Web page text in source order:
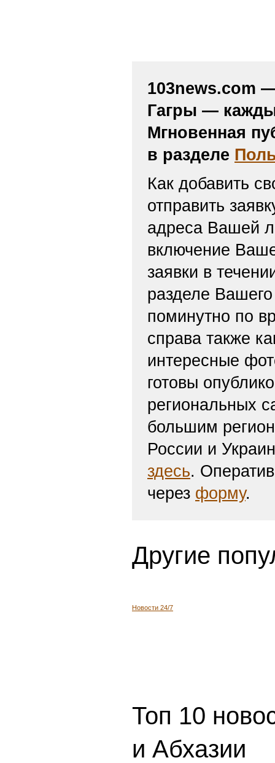
103news.com
Гагры —
Мгновенная
в разделе
Как добавить
отправить
адреса Вашей
включение
заявки в
разделе
поминутно по
справа также
интересные
готовы
региональных
большим
России и
здесь.
через форму.
Другие
Новости 24/7
Топ 10
и Абхазии